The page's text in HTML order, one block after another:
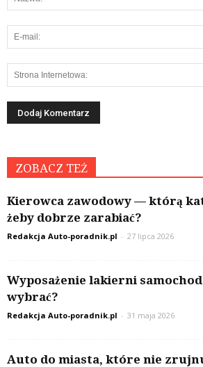
ZOBACZ TEŻ
Kierowca zawodowy — którą
żeby dobrze zarabiać?
Redakcja Auto-poradnik.pl - 27 lipca 2026
Wyposażenie lakierni
wybrać?
Redakcja Auto-poradnik.pl - 31 maja 2026
Auto do miasta, które nie